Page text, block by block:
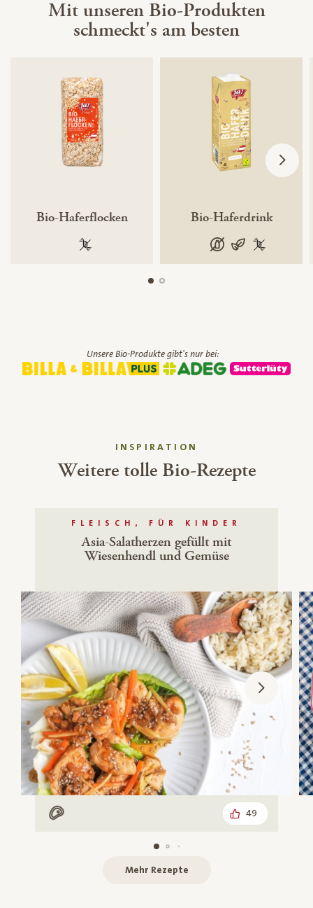
Mit unseren Bio-Produkten
schmeckt's am besten
Bio-Haferflocken
100 % gentechnikfrei
Bio-Haferdrink
100% pflanzlich (laut
laktosefrei
vegan100 %
Unsere Bio-Produkte gibt's nur bei:
INSPIRATION
Weitere tolle Bio-Rezepte
FLEISCH, FÜR KINDER
Asia-Salatherzen gefüllt mit
Wiesenhendl und Gemüse
Mit Fleisch 49
Mehr Rezepte